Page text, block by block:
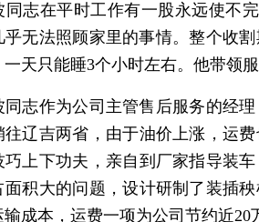
同志在平时工作有一股永远使不完
乎无法照顾家里的事情。整个收
一天只能睡3个小时左右。他带领
志作为公司主管售后服务的经理
往辽吉两省，由于油价上涨，运
巧上下功夫，亲自到厂家指导装
面积大的问题，设计研制了装插
成本，运费一项为公司节约近20